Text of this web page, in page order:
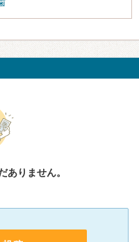
ありません。